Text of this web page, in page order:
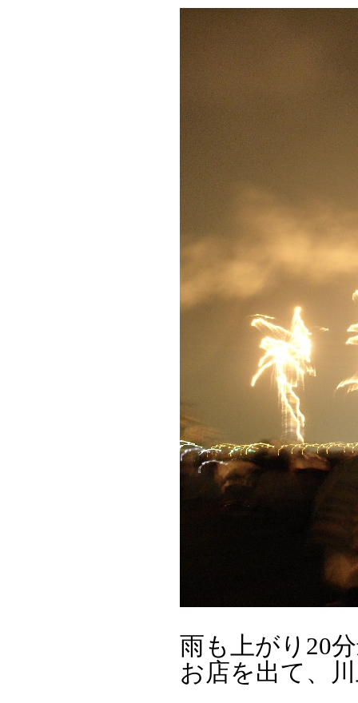
雨も上がり20
お店を出て、